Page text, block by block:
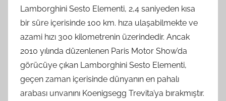
Lamborghini Sesto Elementi, 2,4 saniyeden kısa
bir süre içerisinde 100 km. hıza ulaşabilmekte ve
azami hızı 300 kilometrenin üzerindedir. Ancak
2010 yılında düzenlenen Paris Motor Show’da
görücüye çıkan Lamborghini Sesto Elementi,
geçen zaman içerisinde dünyanın en pahalı
arabası unvanını Koenigsegg Trevita’ya bırakmıştır.